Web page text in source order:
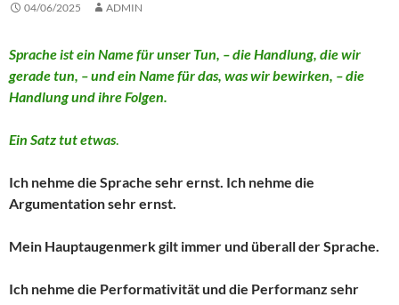
04/06/2025 ADMIN
Sprache ist ein Name für unser Tun, – die Handlung, die wir
gerade tun, – und ein Name für das, was wir bewirken, – die
Handlung und ihre Folgen.
Ein Satz tut etwas.
Ich nehme die Sprache sehr ernst. Ich nehme die
Argumentation sehr ernst.
Mein Hauptaugenmerk gilt immer und überall der Sprache.
Ich nehme die Performativität und die Performanz sehr